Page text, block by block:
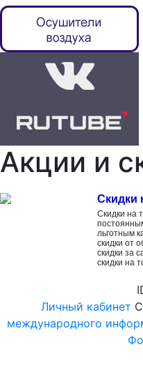
Акции и
Скидки
Скидки на
льготным
скидки от
скидки за
скидки на
Личный кабинет
международного